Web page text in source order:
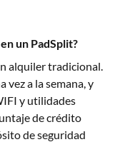
un PadSplit?
alquiler tradicional.
vez a la semana, y
y utilidades
de crédito
de seguridad